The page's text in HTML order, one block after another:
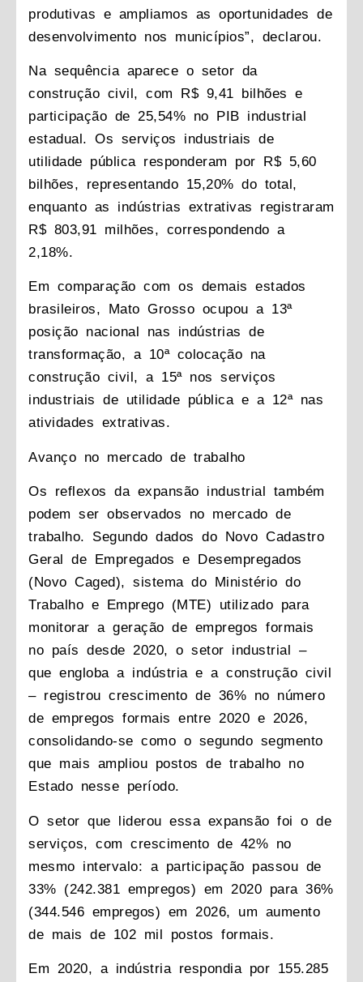
produtivas e ampliamos as oportunidades de
desenvolvimento nos municípios”, declarou.
Na sequência aparece o setor da
construção civil, com R$ 9,41 bilhões e
participação de 25,54% no PIB industrial
estadual. Os serviços industriais de
utilidade pública responderam por R$ 5,60
bilhões, representando 15,20% do total,
enquanto as indústrias extrativas registraram
R$ 803,91 milhões, correspondendo a
2,18%.
Em comparação com os demais estados
brasileiros, Mato Grosso ocupou a 13ª
posição nacional nas indústrias de
transformação, a 10ª colocação na
construção civil, a 15ª nos serviços
industriais de utilidade pública e a 12ª nas
atividades extrativas.
Avanço no mercado de trabalho
Os reflexos da expansão industrial também
podem ser observados no mercado de
trabalho. Segundo dados do Novo Cadastro
Geral de Empregados e Desempregados
(Novo Caged), sistema do Ministério do
Trabalho e Emprego (MTE) utilizado para
monitorar a geração de empregos formais
no país desde 2020, o setor industrial –
que engloba a indústria e a construção civil
– registrou crescimento de 36% no número
de empregos formais entre 2020 e 2026,
consolidando-se como o segundo segmento
que mais ampliou postos de trabalho no
Estado nesse período.
O setor que liderou essa expansão foi o de
serviços, com crescimento de 42% no
mesmo intervalo: a participação passou de
33% (242.381 empregos) em 2020 para 36%
(344.546 empregos) em 2026, um aumento
de mais de 102 mil postos formais.
Em 2020, a indústria respondia por 155.285